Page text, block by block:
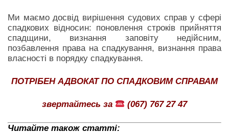
Ми маємо досвід вирішення судових справ у сфері
спадкових відносин: поновлення строків прийняття
спадщини, визнання заповіту недійсним,
позбавлення права на спадкування, визнання права
власності в порядку спадкування.
ПОТРІБЕН АДВОКАТ ПО СПАДКОВИМ СПРАВАМ
звертайтесь за (067) 767 27 47
Читайте також статті: